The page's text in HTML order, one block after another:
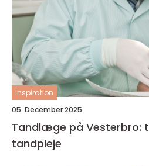
inspiration
05. December 2025
Tandlæge på Vesterbro:
tandpleje